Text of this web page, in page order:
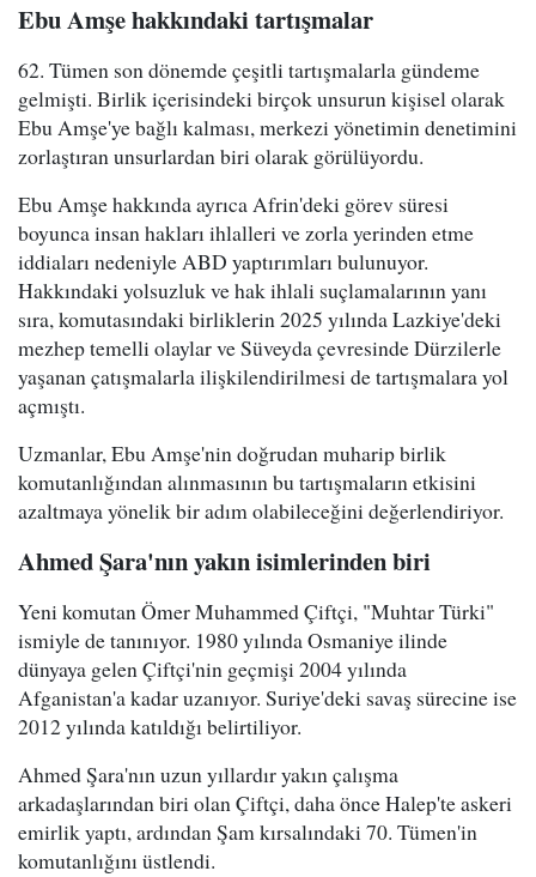
Ebu Amşe hakkındaki tartışmalar
62. Tümen son dönemde çeşitli tartışmalarla gündeme
gelmişti. Birlik içerisindeki birçok unsurun kişisel olarak
Ebu Amşe'ye bağlı kalması, merkezi yönetimin denetimini
zorlaştıran unsurlardan biri olarak görülüyordu.
Ebu Amşe hakkında ayrıca Afrin'deki görev süresi
boyunca insan hakları ihlalleri ve zorla yerinden etme
iddiaları nedeniyle ABD yaptırımları bulunuyor.
Hakkındaki yolsuzluk ve hak ihlali suçlamalarının yanı
sıra, komutasındaki birliklerin 2025 yılında Lazkiye'deki
mezhep temelli olaylar ve Süveyda çevresinde Dürzilerle
yaşanan çatışmalarla ilişkilendirilmesi de tartışmalara yol
açmıştı.
Uzmanlar, Ebu Amşe'nin doğrudan muharip birlik
komutanlığından alınmasının bu tartışmaların etkisini
azaltmaya yönelik bir adım olabileceğini değerlendiriyor.
Ahmed Şara'nın yakın isimlerinden biri
Yeni komutan Ömer Muhammed Çiftçi, "Muhtar Türki"
ismiyle de tanınıyor. 1980 yılında Osmaniye ilinde
dünyaya gelen Çiftçi'nin geçmişi 2004 yılında
Afganistan'a kadar uzanıyor. Suriye'deki savaş sürecine ise
2012 yılında katıldığı belirtiliyor.
Ahmed Şara'nın uzun yıllardır yakın çalışma
arkadaşlarından biri olan Çiftçi, daha önce Halep'te askeri
emirlik yaptı, ardından Şam kırsalındaki 70. Tümen'in
komutanlığını üstlendi.